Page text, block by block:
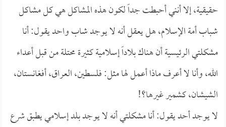
حقيقية، إلا أنني أحبطت جداً لكون هذه المشاكل هي كل مشاكل
شباب أمة الإسلام، هل يعقل أنه لا يوجد شاب واحد يقول: أنا
مشكلتي الرئيسية أن هناك بلاداً إسلامية كثيرة محتلة من قبل أعداء
الله، وأنا لا أعرف ماذا أعمل لها مثل: فلسطين، العراق، أفغانستان،
الشيشان، كشمير غيرها؟!
لا يوجد أحد يقول: أنا مشكلتي أنه لا يوجد بلد إسلامي يطبق شرع